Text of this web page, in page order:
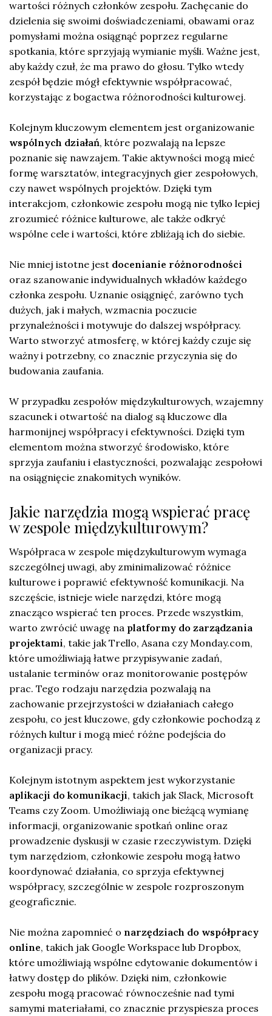
wartości różnych członków zespołu. Zachęcanie do
dzielenia się swoimi doświadczeniami, obawami oraz
pomysłami można osiągnąć poprzez regularne
spotkania, które sprzyjają wymianie myśli. Ważne jest,
aby każdy czuł, że ma prawo do głosu. Tylko wtedy
zespół będzie mógł efektywnie współpracować,
korzystając z bogactwa różnorodności kulturowej.
Kolejnym kluczowym elementem jest organizowanie
wspólnych działań, które pozwalają na lepsze
poznanie się nawzajem. Takie aktywności mogą mieć
formę warsztatów, integracyjnych gier zespołowych,
czy nawet wspólnych projektów. Dzięki tym
interakcjom, członkowie zespołu mogą nie tylko lepiej
zrozumieć różnice kulturowe, ale także odkryć
wspólne cele i wartości, które zbliżają ich do siebie.
Nie mniej istotne jest docenianie różnorodności
oraz szanowanie indywidualnych wkładów każdego
członka zespołu. Uznanie osiągnięć, zarówno tych
dużych, jak i małych, wzmacnia poczucie
przynależności i motywuje do dalszej współpracy.
Warto stworzyć atmosferę, w której każdy czuje się
ważny i potrzebny, co znacznie przyczynia się do
budowania zaufania.
W przypadku zespołów międzykulturowych, wzajemny
szacunek i otwartość na dialog są kluczowe dla
harmonijnej współpracy i efektywności. Dzięki tym
elementom można stworzyć środowisko, które
sprzyja zaufaniu i elastyczności, pozwalając zespołowi
na osiągnięcie znakomitych wyników.
Jakie narzędzia mogą wspierać pracę
w zespole międzykulturowym?
Współpraca w zespole międzykulturowym wymaga
szczególnej uwagi, aby zminimalizować różnice
kulturowe i poprawić efektywność komunikacji. Na
szczęście, istnieje wiele narzędzi, które mogą
znacząco wspierać ten proces. Przede wszystkim,
warto zwrócić uwagę na platformy do zarządzania
projektami, takie jak Trello, Asana czy Monday.com,
które umożliwiają łatwe przypisywanie zadań,
ustalanie terminów oraz monitorowanie postępów
prac. Tego rodzaju narzędzia pozwalają na
zachowanie przejrzystości w działaniach całego
zespołu, co jest kluczowe, gdy członkowie pochodzą z
różnych kultur i mogą mieć różne podejścia do
organizacji pracy.
Kolejnym istotnym aspektem jest wykorzystanie
aplikacji do komunikacji, takich jak Slack, Microsoft
Teams czy Zoom. Umożliwiają one bieżącą wymianę
informacji, organizowanie spotkań online oraz
prowadzenie dyskusji w czasie rzeczywistym. Dzięki
tym narzędziom, członkowie zespołu mogą łatwo
koordynować działania, co sprzyja efektywnej
współpracy, szczególnie w zespole rozproszonym
geograficznie.
Nie można zapomnieć o narzędziach do współpracy
online, takich jak Google Workspace lub Dropbox,
które umożliwiają wspólne edytowanie dokumentów i
łatwy dostęp do plików. Dzięki nim, członkowie
zespołu mogą pracować równocześnie nad tymi
samymi materiałami, co znacznie przyspiesza proces